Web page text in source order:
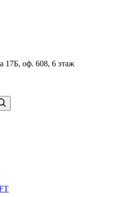
17Б, оф. 608, 6 этаж